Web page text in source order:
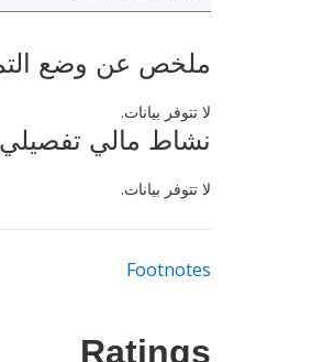
ملخص عن وضع التمويل
لا تتوفر بيانات.
نشاط مالي تفصيلي في
لا تتوفر بيانات.
Footnotes